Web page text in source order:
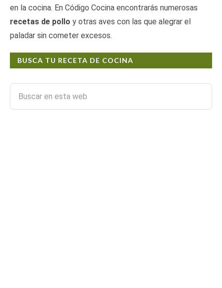
en la cocina. En Código Cocina encontrarás numerosas
recetas de pollo y otras aves con las que alegrar el
paladar sin cometer excesos.
BUSCA TU RECETA DE COCINA